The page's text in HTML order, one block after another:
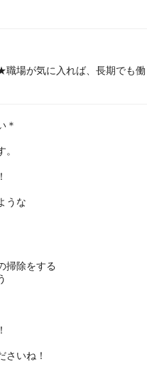
場が気に入れば、長期でも働
＊
うな
掃除をする
さいね！